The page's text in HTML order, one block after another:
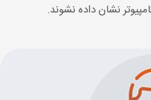
نشان داده نشوند.